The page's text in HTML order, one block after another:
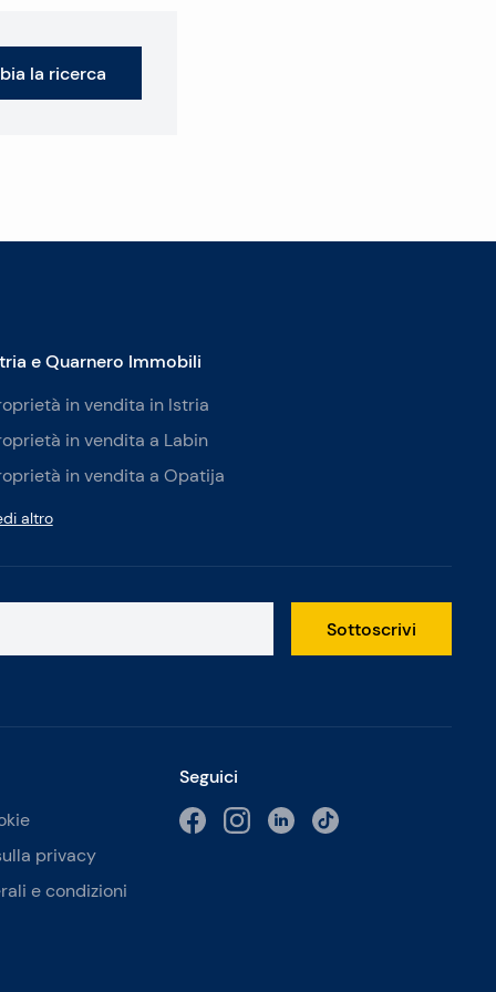
la ricerca
Sottoscrivi
e Quarnero Immobili
in vendita in Istria
in vendita a Labin
in vendita a Opatija
altro
privacy
e condizioni
Seguici